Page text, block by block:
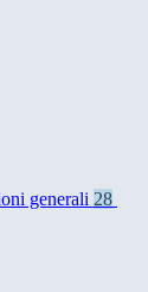
generali 28